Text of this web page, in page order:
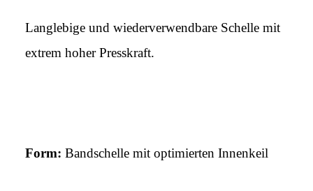
Langlebige und wiederverwendbare Schelle mit
extrem hoher Presskraft.
Form: Bandschelle mit optimierten Innenkeil